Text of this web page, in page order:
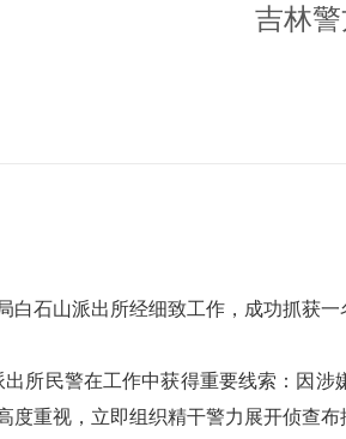
吉林
白石山派出所经细致工作，成功抓获
出所民警在工作中获得重要线索：因
度重视，立即组织精干警力展开侦查布